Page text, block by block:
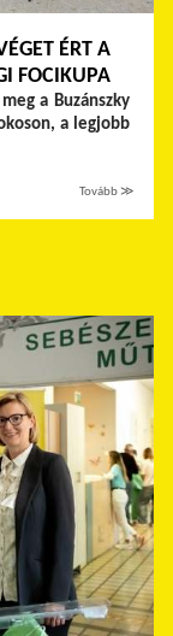
ÉRT A
FOCIKUPA
a Buzánszky
a legjobb
Tovább ≫